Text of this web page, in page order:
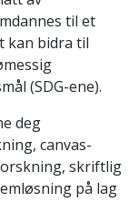
til et
kan bidra til
(SDG-ene).
deg
canvas-
skriftlig
på lag